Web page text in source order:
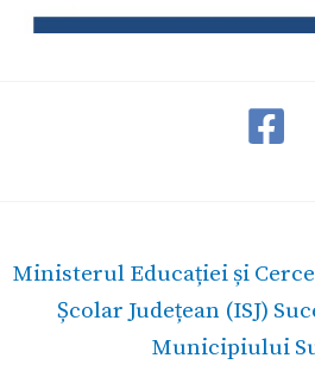
Ministerul Educației și
Școlar Județean (ISJ)
Municipiului